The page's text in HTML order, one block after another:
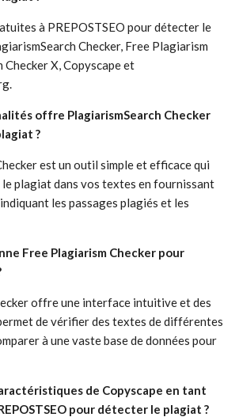
à PREPOSTSEO pour détecter le
Checker, Free Plagiarism
Checker X, Copyscape et
offre PlagiarismSearch Checker
?
est un outil simple et efficace qui
plagiat dans vos textes en fournissant
les passages plagiés et les
Free Plagiarism Checker pour
offre une interface intuitive et des
de vérifier des textes de différentes
à une vaste base de données pour
de Copyscape en tant
pour détecter le plagiat ?